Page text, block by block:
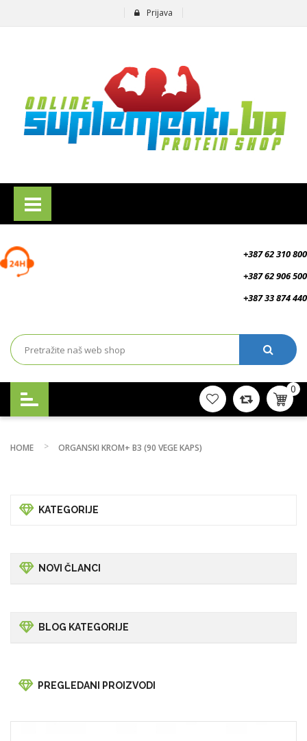
Prijava
+387 62 310 800
+387 62 906 500
+387 33 874 440
0
HOME ORGANSKI KROM+ B3 (90 VEGE KAPS)
KATEGORIJE
NOVI ČLANCI
BLOG KATEGORIJE
PREGLEDANI PROIZVODI